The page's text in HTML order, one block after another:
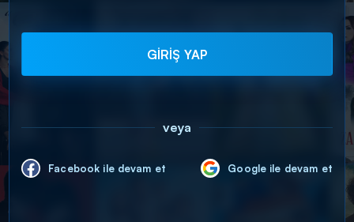
GİRİŞ YAP
veya
Facebook ile devam et Google ile devam et